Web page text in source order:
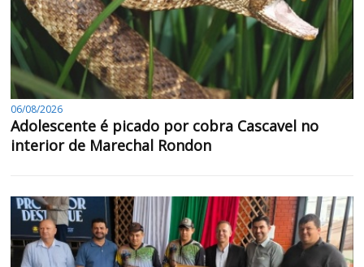
06/08/2026
Adolescente é picado por cobra Cascavel no
interior de Marechal Rondon